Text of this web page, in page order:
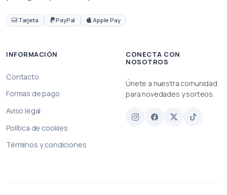
Tarjeta PayPal Apple Pay
INFORMACIÓN
Contacto
Formas de pago
Aviso legal
Política de cookies
Términos y condiciones
CONECTA CON
NOSOTROS
Únete a nuestra comunidad
para novedades y sorteos.